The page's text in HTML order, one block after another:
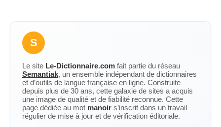
S
Le site Le-Dictionnaire.com fait partie du réseau
Semantiak, un ensemble indépendant de dictionnaires
et d’outils de langue française en ligne. Construite
depuis plus de 30 ans, cette galaxie de sites a acquis
une image de qualité et de fiabilité reconnue. Cette
page dédiée au mot manoir s’inscrit dans un travail
régulier de mise à jour et de vérification éditoriale.